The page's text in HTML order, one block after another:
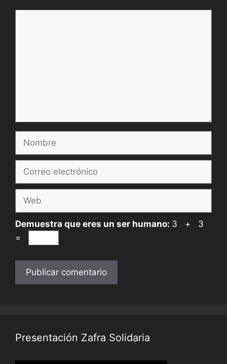
electrónico
Demuestra que eres un ser humano: 3 + 3
=
Presentación Zafra Solidaria